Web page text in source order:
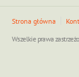
Strona główna
Wszelkie prawa